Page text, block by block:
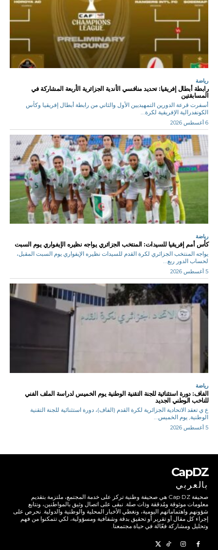
رياضة
رابطة أبطال إفريقيا: تحديد منافسي الأندية الجزائرية الأربعة المشاركة في
المسابقتين
أسفرت قرعة الدورين التمهيديين الأول والثاني من رابطة أبطال إفريقيا وكأس
الكونفدرالية الإفريقية لكرة...
6 أغسطس 2026
رياضة
كأس أمم إفريقيا للسيدات: المنتخب الجزائري يواجه نظيره الإيفواري يوم السبت
يواجه المنتخب الجزائري لكرة القدم للسيدات نظيره الإيفواري يوم السبت المقبل،
لحساب الدور ربع...
5 أغسطس 2026
رياضة
الفاف: دورة استثنائية للجنة التقنية الوطنية يوم الخميس لدراسة الملف الفني
للناخب الوطني الجديد
ع ي تعقد الاتحادية الجزائرية لكرة القدم (الفاف)، دورة استثنائية للجنة التقنية
الوطنية, يوم الخميس...
5 أغسطس 2026
CapDZ
بالعربي
صحيفة Cap DZ هي صحيفة وطنية تركز على خدمة المجتمع، ملتزمة بتقديم
معلومات موثوقة ومُدققة وذات صلة. نبقى على اتصال وثيق بالمواطنين، ونتابع
شؤونهم واهتماماتهم اليومية، ونغطي الأخبار المحلية والوطنية والدولية. نحرص على
إجراء كل مقال أو تقرير أو تحقيق بدقة وشفافية ومسؤولية، لكي تتمكنوا من فهم
وتحليل ومشاركة فعّالة في حياة مجتمعنا.